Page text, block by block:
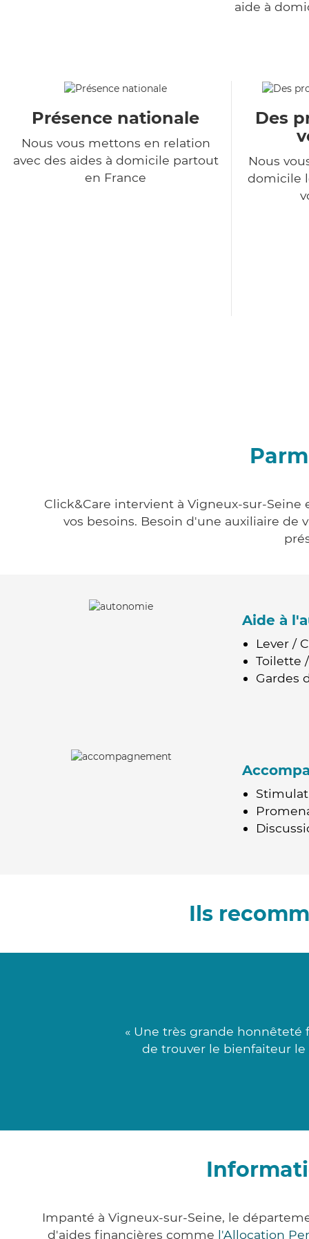
aide à
Présence nationale
Nous vous mettons en relation
avec des aides à domicile partout
en France
Des
Nous
domicile
Click&Care intervient à Vigneux-sur-
vos besoins. Besoin d'une auxiliaire
Aide à
Lever /
Toilette
Gardes
Ils
« Une très grande
de trouver le bienfaiteur
Impanté à Vigneux-sur-Seine, le
d'aides financières comme l'Allocation